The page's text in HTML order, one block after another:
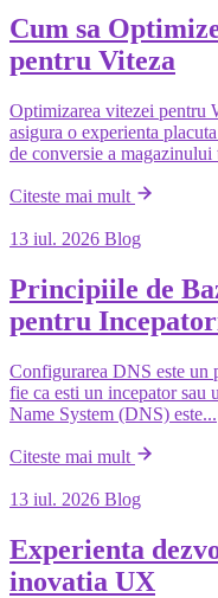
Cum sa
pentru Viteza
Optimizarea vitezei pentru
asigura o experienta
de conversie a
Citeste mai mult
13 iul. 2026 Blog
Principiile de
pentru
Configurarea DNS este un
fie ca esti un incepator sau
Name System (DNS) este...
Citeste mai mult
13 iul. 2026 Blog
Experienta
inovatia UX